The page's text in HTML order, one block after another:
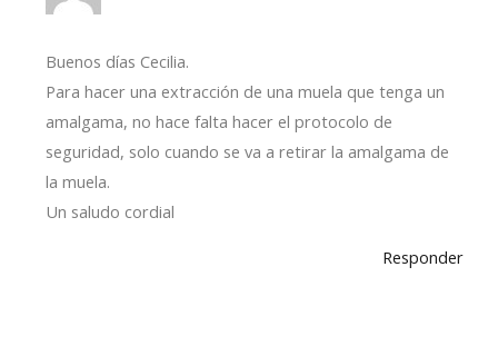
Buenos días Cecilia.
Para hacer una extracción de una muela que tenga un
amalgama, no hace falta hacer el protocolo de
seguridad, solo cuando se va a retirar la amalgama de
la muela.
Un saludo cordial
Responder